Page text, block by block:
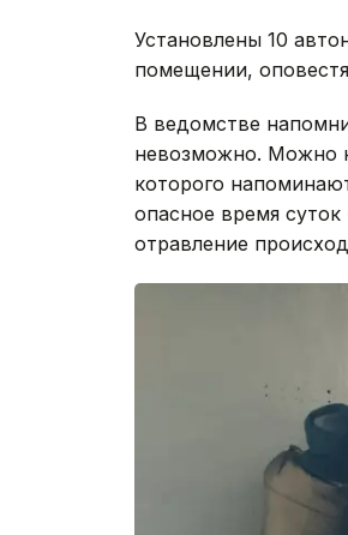
Установлены 10
помещении,
В ведомстве
невозможно. Можно
которого
опасное время суток
отравление